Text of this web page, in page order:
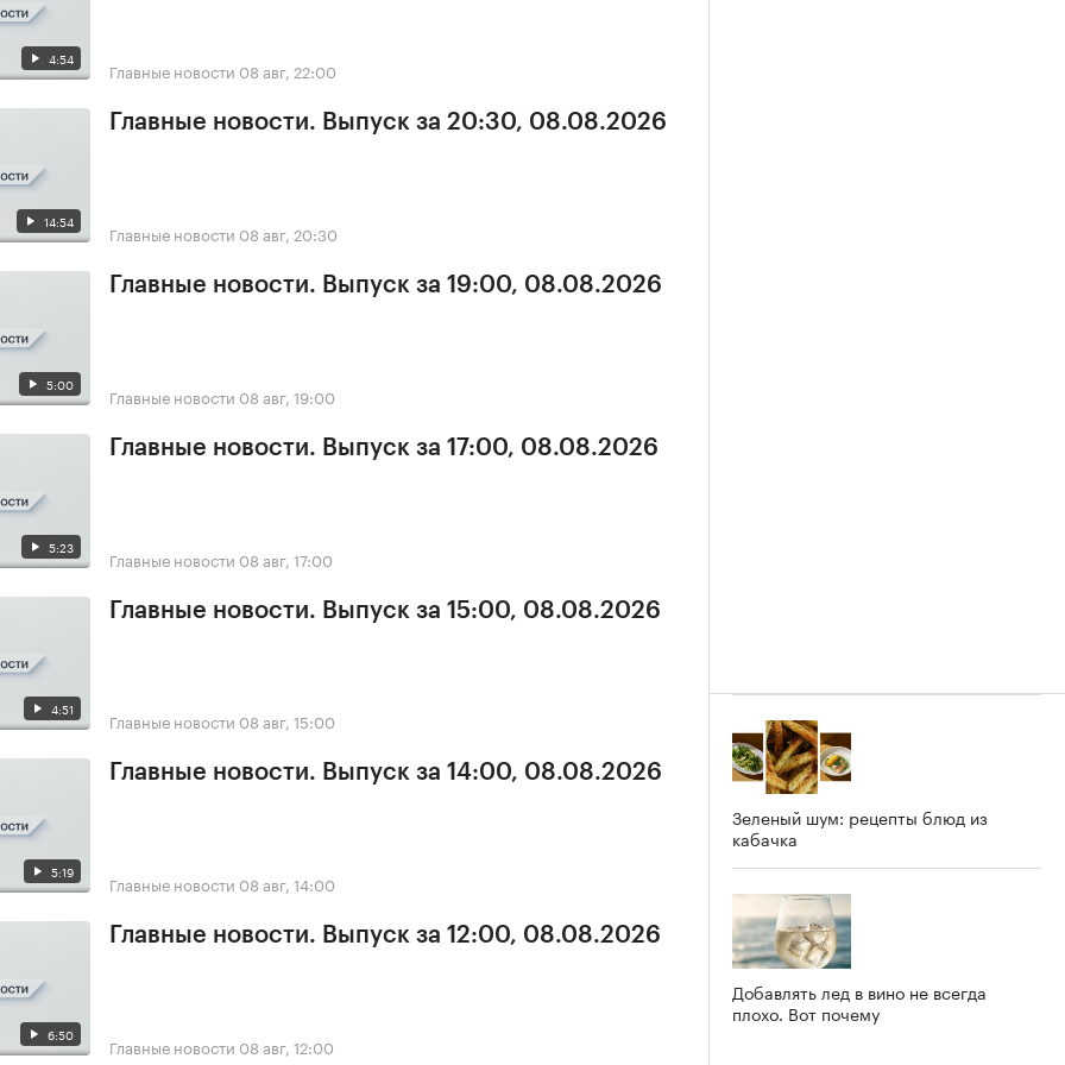
4:54 Главные новости 08 авг, 22:00
14:54
Главные новости. Выпуск за 20:30, 08.08.2026
Главные новости 08 авг, 20:30
5:00
Главные новости. Выпуск за 19:00, 08.08.2026
Главные новости 08 авг, 19:00
5:23
Главные новости. Выпуск за 17:00, 08.08.2026
Главные новости 08 авг, 17:00
4:51
Главные новости. Выпуск за 15:00, 08.08.2026
Главные новости 08 авг, 15:00
5:19
Главные новости. Выпуск за 14:00, 08.08.2026
Главные новости 08 авг, 14:00
6:50
Главные новости. Выпуск за 12:00, 08.08.2026
Главные новости 08 авг, 12:00
Зеленый шум: рецепты блюд из
кабачка
Добавлять лед в вино не всегда
плохо. Вот почему